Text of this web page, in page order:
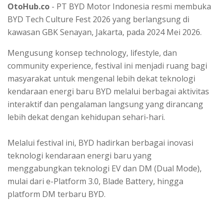
OtoHub.co - PT BYD Motor Indonesia resmi membuka
BYD Tech Culture Fest 2026 yang berlangsung di
kawasan GBK Senayan, Jakarta, pada 2024 Mei 2026.
Mengusung konsep technology, lifestyle, dan
community experience, festival ini menjadi ruang bagi
masyarakat untuk mengenal lebih dekat teknologi
kendaraan energi baru BYD melalui berbagai aktivitas
interaktif dan pengalaman langsung yang dirancang
lebih dekat dengan kehidupan sehari-hari.
Melalui festival ini, BYD hadirkan berbagai inovasi
teknologi kendaraan energi baru yang
menggabungkan teknologi EV dan DM (Dual Mode),
mulai dari e-Platform 3.0, Blade Battery, hingga
platform DM terbaru BYD.